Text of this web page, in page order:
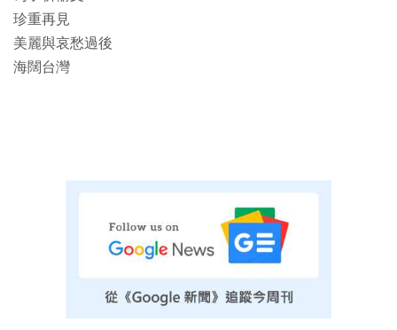
珍重再見
美麗與哀愁過後
海闊台灣